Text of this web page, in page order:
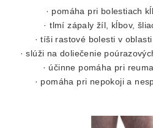
· pomáha pri bolestiach
· tlmí zápaly žíl, kĺbov,
· tíši rastové bolesti v
· slúži na doliečenie
· účinne pomáha pri
· pomáha pri nepokoji a